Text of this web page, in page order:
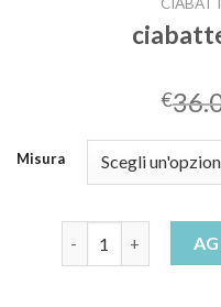
€
Misura